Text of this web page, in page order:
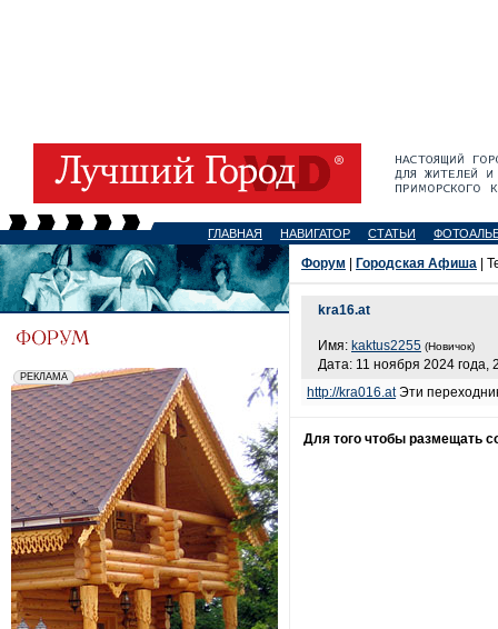
ГЛАВНАЯ НАВИГАТОР СТАТЬИ
Форум Городская Афиша |
kra16.at
Имя: kaktus2255 (Новичок)
Дата: 11 ноября 2024 года,
http://kra016.atЭти
Для того чтобы размещать